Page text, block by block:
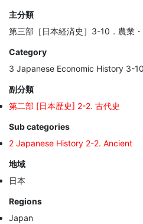
主分類
第三部［日本経済史］3-10．農業
Category
3 Japanese Economic History 3-
副分類
第二部 [日本歴史] 2-2. 古代史
Sub categories
2 Japanese History 2-2. Ancient
地域
日本
Regions
Japan